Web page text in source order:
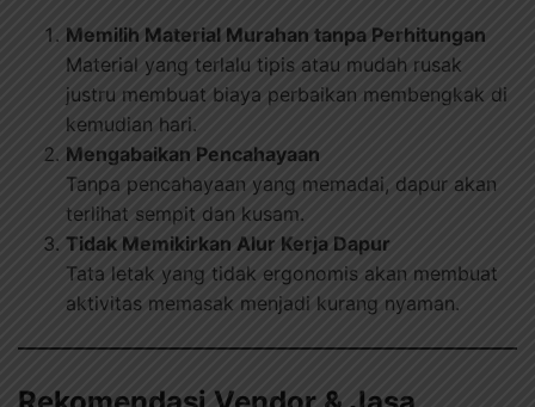
Memilih Material Murahan tanpa Perhitungan
Material yang terlalu tipis atau mudah rusak
justru membuat biaya perbaikan membengkak di
kemudian hari.
Mengabaikan Pencahayaan
Tanpa pencahayaan yang memadai, dapur akan
terlihat sempit dan kusam.
Tidak Memikirkan Alur Kerja Dapur
Tata letak yang tidak ergonomis akan membuat
aktivitas memasak menjadi kurang nyaman.